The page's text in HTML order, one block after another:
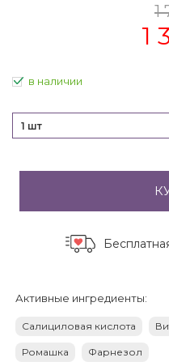
1
1
в наличии
1 шт
Активные ингредиенты:
Салициловая кислота
Ромашка Фарнезол